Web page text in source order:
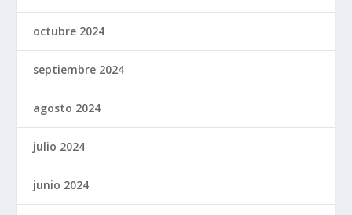
octubre 2024
septiembre 2024
agosto 2024
julio 2024
junio 2024